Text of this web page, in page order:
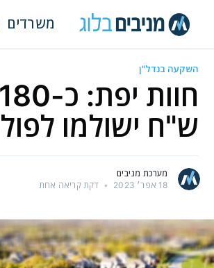
משרדים
השקעה בנדל"ן
ש"ח ישולמו
מערכת מניבים
18 אפר׳ 2023
• דקת קריאה אחת